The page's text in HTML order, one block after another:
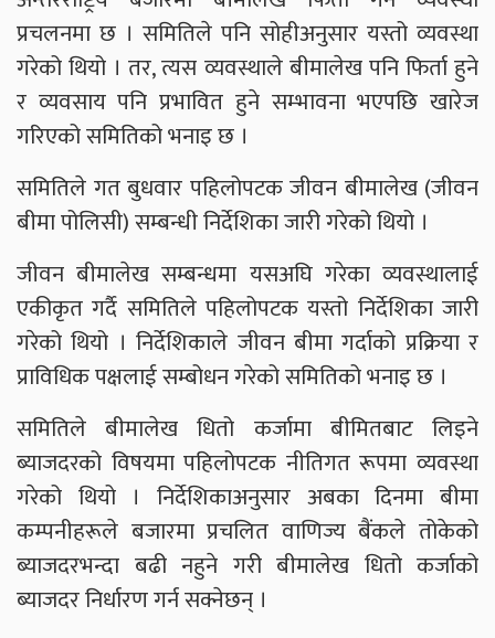
प्रचलनमा छ । समितिले पनि सोहीअनुसार यस्तो व्यवस्था
गरेको थियो । तर, त्यस व्यवस्थाले बीमालेख पनि फिर्ता हुने
र व्यवसाय पनि प्रभावित हुने सम्भावना भएपछि खारेज
गरिएको समितिको भनाइ छ ।
समितिले गत बुधवार पहिलोपटक जीवन बीमालेख (जीवन
बीमा पोलिसी) सम्बन्धी निर्देशिका जारी गरेको थियो ।
जीवन बीमालेख सम्बन्धमा यसअघि गरेका व्यवस्थालाई
एकीकृत गर्दै समितिले पहिलोपटक यस्तो निर्देशिका जारी
गरेको थियो । निर्देशिकाले जीवन बीमा गर्दाको प्रक्रिया र
प्राविधिक पक्षलाई सम्बोधन गरेको समितिको भनाइ छ ।
समितिले बीमालेख धितो कर्जामा बीमितबाट लिइने
ब्याजदरको विषयमा पहिलोपटक नीतिगत रूपमा व्यवस्था
गरेको थियो । निर्देशिकाअनुसार अबका दिनमा बीमा
कम्पनीहरूले बजारमा प्रचलित वाणिज्य बैंकले तोकेको
ब्याजदरभन्दा बढी नहुने गरी बीमालेख धितो कर्जाको
ब्याजदर निर्धारण गर्न सक्नेछन् ।